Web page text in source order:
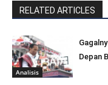
RELATED ARTICLES
Analisis
Depan